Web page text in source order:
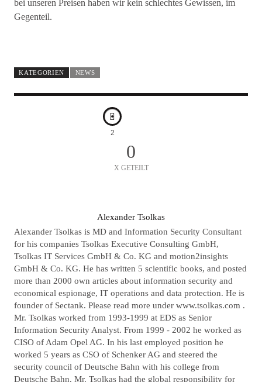
bei unseren Preisen haben wir kein schlechtes Gewissen, im
Gegenteil.
KATEGORIEN NEWS
2
0
X GETEILT
U
T
O
R
Alexander Tsolkas
Alexander Tsolkas is MD and Information Security Consultant
for his companies Tsolkas Executive Consulting GmbH,
Tsolkas IT Services GmbH & Co. KG and motion2insights
GmbH & Co. KG. He has written 5 scientific books, and posted
more than 2000 own articles about information security and
economical espionage, IT operations and data protection. He is
founder of Sectank. Please read more under www.tsolkas.com .
Mr. Tsolkas worked from 1993-1999 at EDS as Senior
Information Security Analyst. From 1999 - 2002 he worked as
CISO of Adam Opel AG. In his last employed position he
worked 5 years as CSO of Schenker AG and steered the
security council of Deutsche Bahn with his college from
Deutsche Bahn. Mr. Tsolkas had the global responsibility for